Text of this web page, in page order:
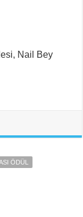
Nail Bey
ÖDÜL